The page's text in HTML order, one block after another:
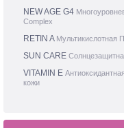
NEW AGE G4
Complex
RETIN A Мультикислотная
SUN CARE
VITAMIN E
кожи